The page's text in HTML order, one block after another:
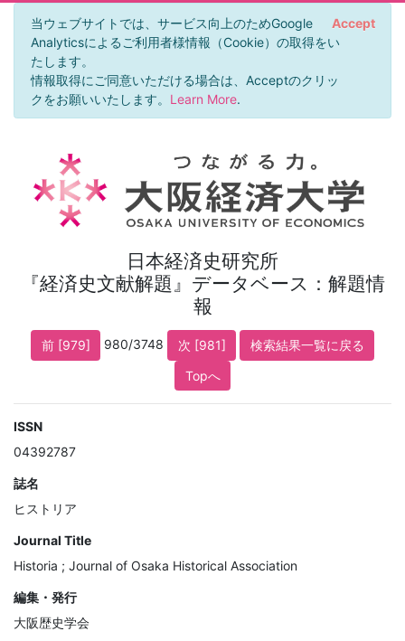
当ウェブサイトでは、サービス向上のためGoogle
Analyticsによるご利用者様情報（Cookie）の取得をい
たします。
情報取得にご同意いただける場合は、Acceptのクリッ
クをお願いいたします。 Learn More.
Accept
日本経済史研究所
『経済史文献解題』データベース：解題情
報
前 [979] 980/3748 次 [981]
検索結果一覧に戻る
Topへ
ISSN
04392787
誌名
ヒストリア
Journal Title
Historia ; Journal of Osaka Historical Association
編集・発行
大阪歴史学会